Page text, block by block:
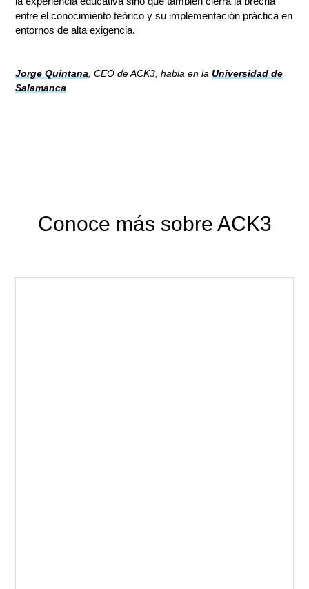
entre el conocimiento teórico y su implementación práctica en
entornos de alta exigencia.
Jorge Quintana , CEO de ACK3, habla en laUniversidad de
Salamanca
Conoce más sobre ACK3